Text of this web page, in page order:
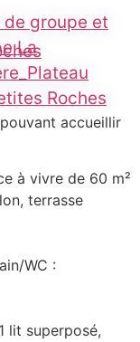
accueillir
à vivre de 60 m²
terrasse
WC :
lit superposé,